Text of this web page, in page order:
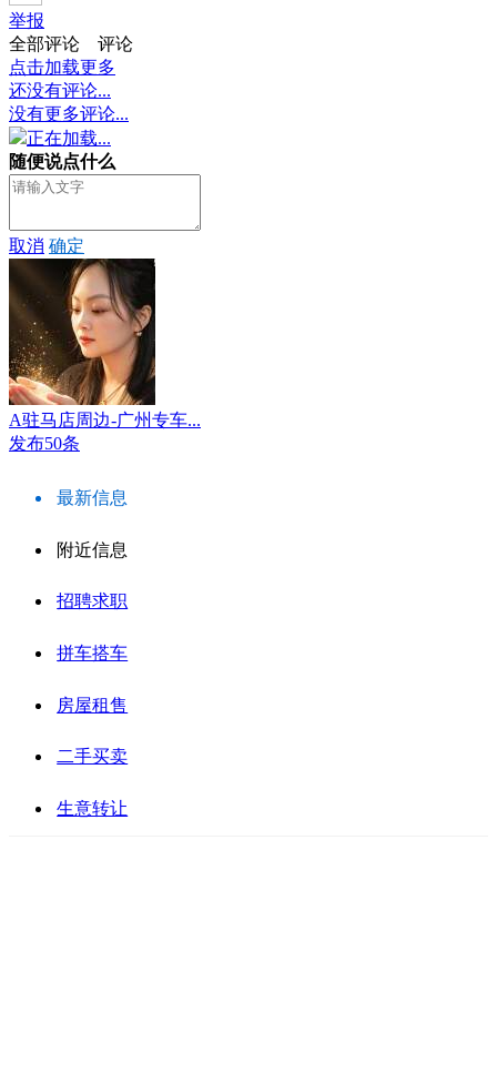
举报
全部评论
评论
点击加载更多
还没有评论...
没有更多评论...
正在加载...
随便说点什么
取消 确定
A驻马店周边-广州专车...
发布50条
最新信息
附近信息
招聘求职
拼车搭车
房屋租售
二手买卖
生意转让